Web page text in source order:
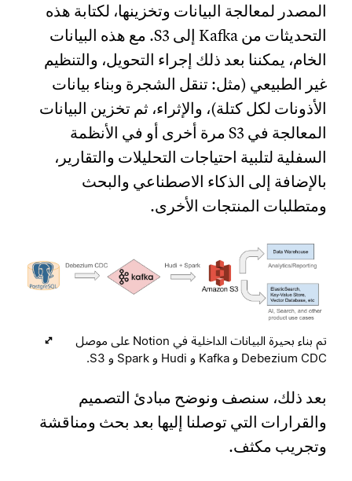
المصدر لمعالجة البيانات وتخزينها، لكتابة هذه
التحديثات من Kafka إلى S3. مع هذه البيانات
الخام، يمكننا بعد ذلك إجراء التحويل، والتنظيم
غير الطبيعي (مثل: تنقل الشجرة وبناء بيانات
الأذونات لكل كتلة)، والإثراء، ثم تخزين البيانات
المعالجة في S3 مرة أخرى أو في الأنظمة
السفلية لتلبية احتياجات التحليلات والتقارير،
بالإضافة إلى الذكاء الاصطناعي والبحث
ومتطلبات المنتجات الأخرى.
تم بناء بحيرة البيانات الداخلية في Notion على موصل
Debezium CDC و Kafka و Hudi و Spark و S3.
بعد ذلك، سنصف ونوضح مبادئ التصميم
والقرارات التي توصلنا إليها بعد بحث ومناقشة
وتجريب مكثف.